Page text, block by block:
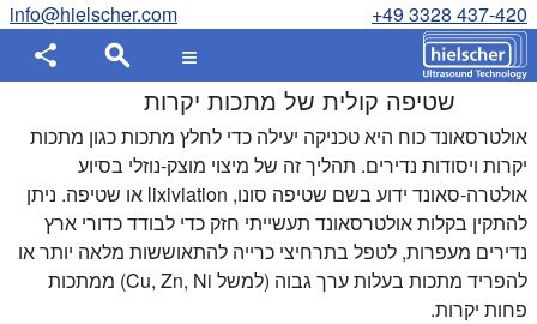
+49 3328 437-420
info@hielscher.com
שטיפה קולית של מתכות יקרות
אולטרסאונד כוח היא טכניקה יעילה כדי לחלץ מתכות כגון מתכות
יקרות ויסודות נדירים. תהליך זה של מיצוי מוצק-נוזלי בסיוע
אולטרה-סאונד ידוע בשם שטיפה סונו, lixiviation או שטיפה. ניתן
להתקין בקלות אולטרסאונד תעשייתי חזק כדי לבודד כדורי ארץ
נדירים מעפרות, לטפל בתרחיצי כרייה להתאוששות מלאה יותר או
להפריד מתכות בעלות ערך גבוה (למשל Cu, Zn, Ni) ממתכות
פחות יקרות.